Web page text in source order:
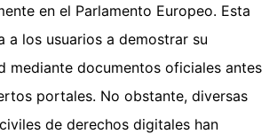
en el Parlamento Europeo. Esta
a los usuarios a demostrar su
mediante documentos oficiales antes
portales. No obstante, diversas
de derechos digitales han